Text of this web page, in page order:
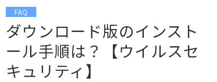
FAQ
ダウンロード版のインスト
ール手順は？【ウイルスセ
キュリティ】